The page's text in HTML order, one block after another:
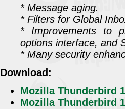
* Message aging.
* Filters for Global
* Improvements to
options interface, and
* Many security
Download:
Mozilla Thunderbird
Mozilla Thunderbird